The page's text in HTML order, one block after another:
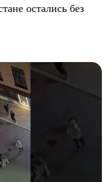
остались без